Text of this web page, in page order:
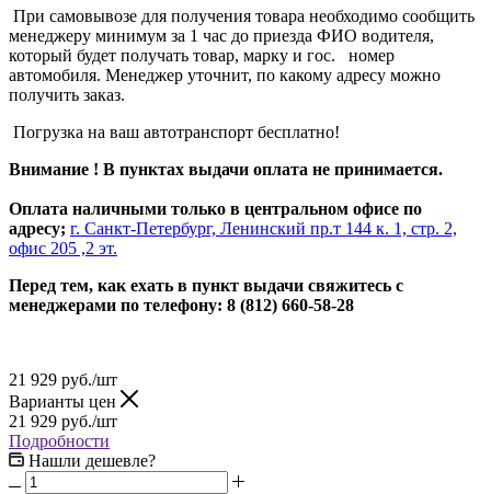
При самовывозе для получения товара необходимо сообщить
менеджеру минимум за 1 час до приезда ФИО водителя,
который будет получать товар, марку и гос. номер
автомобиля. Менеджер уточнит, по какому адресу можно
получить заказ.
Погрузка на ваш автотранспорт бесплатно!
Внимание ! В пунктах выдачи оплата не принимается.
Оплата наличными только в центральном офисе по
адресу; г. Санкт-Петербург, Ленинский пр.т 144 к. 1, стр. 2,
офис 205 ,2 эт.
Перед тем, как ехать в пункт выдачи свяжитесь с
менеджерами по телефону: 8 (812) 660-58-28
21 929 руб./шт
Варианты цен
21 929 руб./шт
Подробности
Нашли дешевле?